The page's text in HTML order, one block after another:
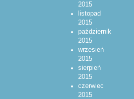
2015
listopad
2015
październik
2015
wrzesień
2015
sierpień
2015
czerwiec
2015